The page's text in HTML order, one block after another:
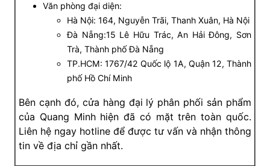
Văn phòng đại diện:
Hà Nội: 164, Nguyễn Trãi, Thanh Xuân, Hà Nội
Đà Nẵng:15 Lê Hữu Trác, An Hải Đông, Sơn
Trà, Thành phố Đà Nẵng
TP.HCM: 1767/42 Quốc lộ 1A, Quận 12, Thành
phố Hồ Chí Minh
Bên cạnh đó, cửa hàng đại lý phân phối sản phẩm
của Quang Minh hiện đã có mặt trên toàn quốc.
Liên hệ ngay hotline để được tư vấn và nhận thông
tin về địa chỉ gần nhất.